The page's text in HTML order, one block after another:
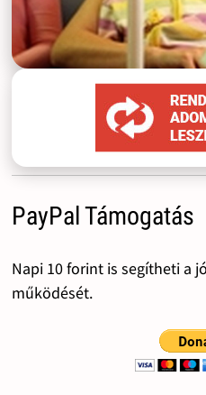
PayPal Támogatás
Napi 10 forint is segítheti a
működését.